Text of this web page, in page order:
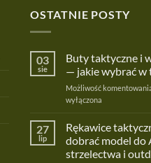
OSTATNIE POSTY
03
sie
Buty taktyczne i
— jakie wybrać w
Możliwość
wyłączona
27
lip
Rękawice
dobrać model do
strzelectwa i